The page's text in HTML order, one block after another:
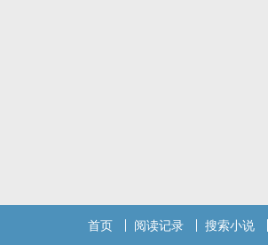
首页 阅读记录 搜索小说